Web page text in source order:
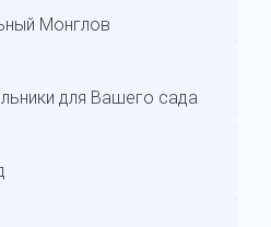
Монглов
для Вашего сада